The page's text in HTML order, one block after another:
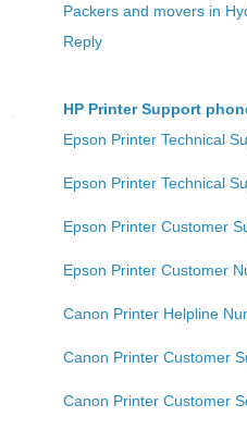
Packers and movers in
Reply
HP Printer Support
Epson Printer Technical
Epson Printer Technical
Epson Printer Customer
Epson Printer Customer
Canon Printer Helpline
Canon Printer Customer
Canon Printer Customer